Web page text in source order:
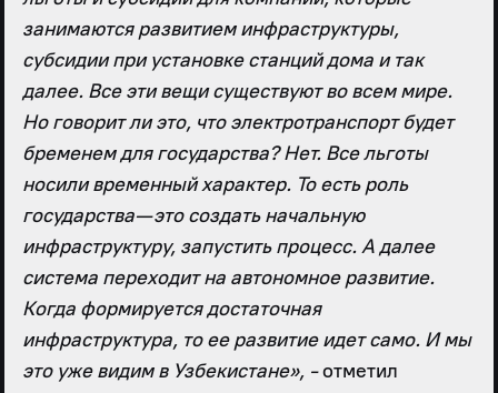
занимаются развитием инфраструктуры,
субсидии при установке станций дома и так
далее. Все эти вещи существуют во всем мире.
Но говорит ли это, что электротранспорт будет
бременем для государства? Нет. Все льготы
носили временный характер. То есть роль
государства — это создать начальную
инфраструктуру, запустить процесс. А далее
система переходит на автономное развитие.
Когда формируется достаточная
инфраструктура, то ее развитие идет само. И мы
это уже видим в Узбекистане», -отметил